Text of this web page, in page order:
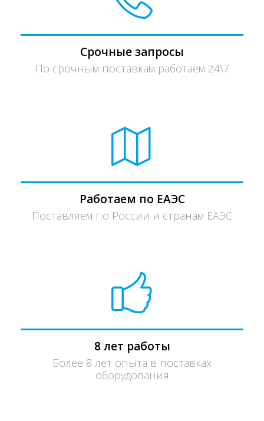
Срочные запросы
По срочным поставкам работаем 24\7
Работаем по ЕАЭС
Поставляем по России и странам ЕАЭС
8 лет работы
Более 8 лет опыта в поставках
оборудования